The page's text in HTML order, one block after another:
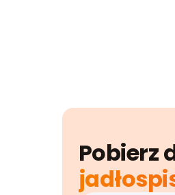
Pobierz